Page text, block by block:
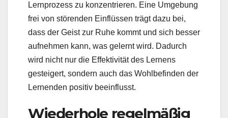
Lernprozess zu konzentrieren. Eine Umgebung
frei von störenden Einflüssen trägt dazu bei,
dass der Geist zur Ruhe kommt und sich besser
aufnehmen kann, was gelernt wird. Dadurch
wird nicht nur die Effektivität des Lernens
gesteigert, sondern auch das Wohlbefinden der
Lernenden positiv beeinflusst.
Wiederhole regelmäßig